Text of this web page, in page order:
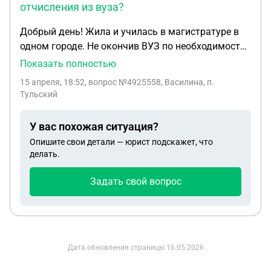
отчисления из вуза?
Добрый день! Жила и училась в магистратуре в
одном городе. Не окончив ВУЗ по необходимости
переехала в другой город. Собиралась срочно.
не было. На текущий момент с поступления
документы я не забирала. Возможности приехать
в родной город и сделать все лично нет. В
деканате сказали, что подписать обходной и
забрать документы можно удаленно через
представителя с доверенностью. Можно ли
человека гражданство Казахстана)
Показать полностью
15 апреля, 18:52, вопрос №4925558, Василина, п.
Тульский
У вас похожая ситуация?
Опишите свои детали — юрист подскажет, что
делать.
Задать свой вопрос
Дата обновления страницы 16.05.2026